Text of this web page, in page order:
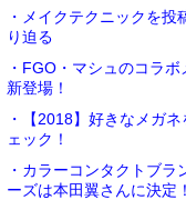
・メイクテクニックを
り迫る
・FGO・マシュのコラ
新登場！
・【2018】好きなメガ
ェック！
・カラーコンタクトブ
ーズは本田翼さんに決定！